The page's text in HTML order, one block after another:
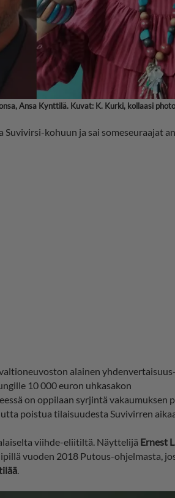
Ansa Kynttilä. Kuvat: K. Kurki, kollaasi
kohuun ja sai someseuraajat
alainen
10 000 euron uhkasakon
on oppilaan syrjintä vakaumuksen
poistua tilaisuudesta Suvivirren
viihde-eliitiltä. Näyttelijä Ernest
vuoden 2018 Putous-ohjelmasta,
.